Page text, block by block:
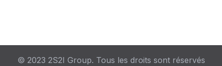
© 2023 2S2I Group. Tous les droits sont réservés